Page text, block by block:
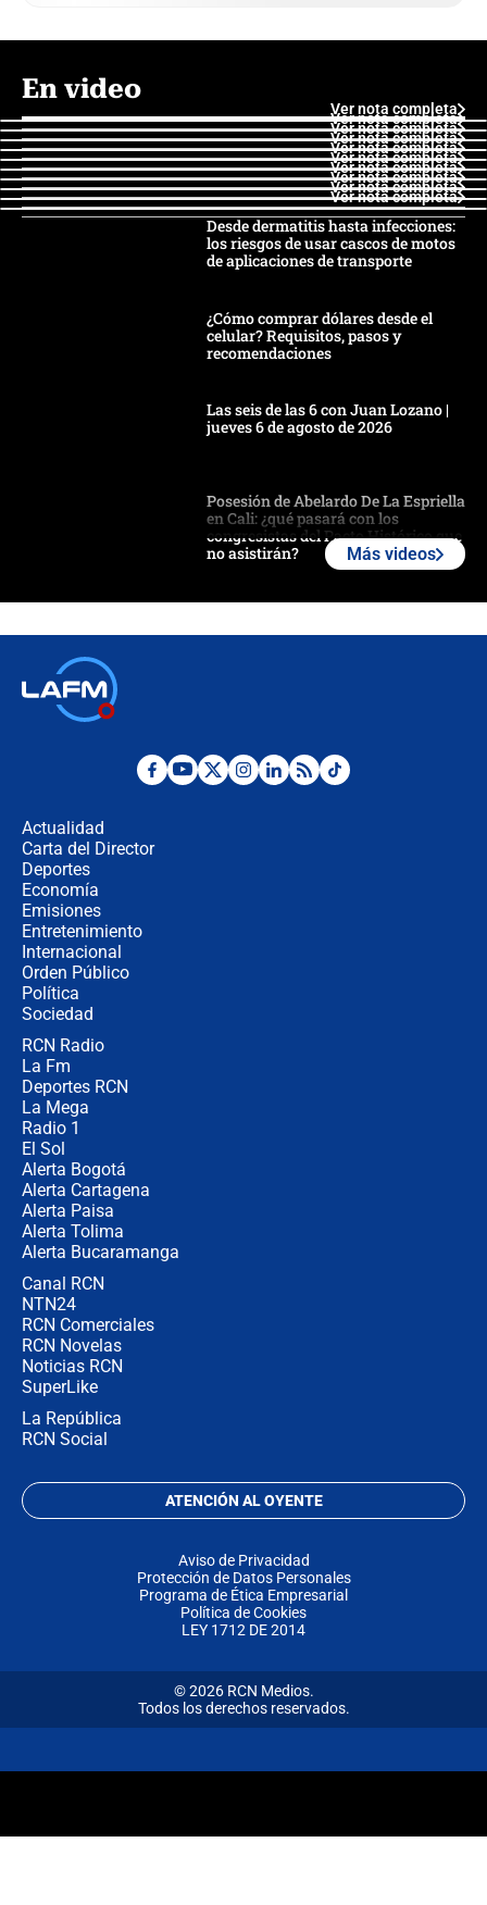
En video
Ver nota completa
Ver nota completa
Ver nota completa
Ver nota completa
Ver nota completa
Ver nota completa
Ver nota completa
Ver nota completa
Ver nota completa
Ver nota completa
Desde dermatitis hasta infecciones:
los riesgos de usar cascos de motos
de aplicaciones de transporte
¿Cómo comprar dólares desde el
celular? Requisitos, pasos y
recomendaciones
Las seis de las 6 con Juan Lozano |
jueves 6 de agosto de 2026
Posesión de Abelardo De La Espriella
en Cali: ¿qué pasará con los
congresistas del Pacto Histórico que
no asistirán?
¿Por qué De la Espriella gobernará
Más videos
Actualidad
Carta del Director
Deportes
Economía
Emisiones
Entretenimiento
Internacional
Orden Público
Política
Sociedad
RCN Radio
La Fm
Deportes RCN
La Mega
Radio 1
El Sol
Alerta Bogotá
Alerta Cartagena
Alerta Paisa
Alerta Tolima
Alerta Bucaramanga
Canal RCN
NTN24
RCN Comerciales
RCN Novelas
Noticias RCN
SuperLike
La República
RCN Social
ATENCIÓN AL OYENTE
Aviso de Privacidad
Protección de Datos Personales
Programa de Ética Empresarial
Política de Cookies
LEY 1712 DE 2014
© 2026 RCN Medios.
Todos los derechos reservados.